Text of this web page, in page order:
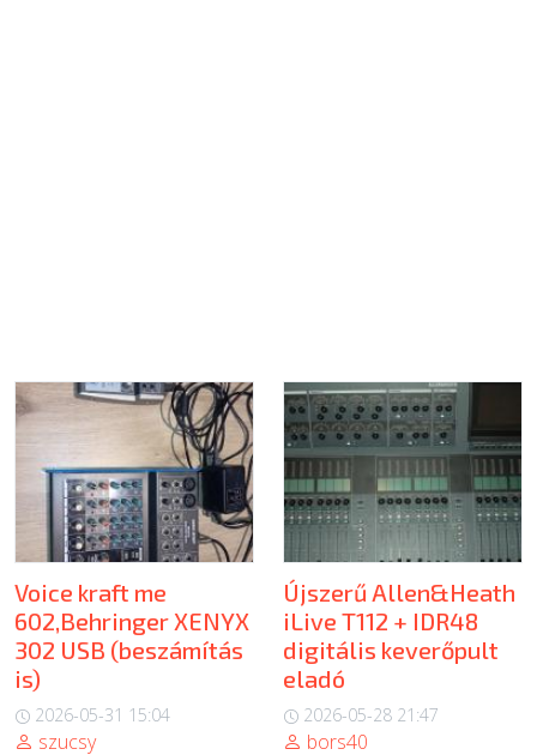
Voice kraft me
602,Behringer XENYX
302 USB (beszámítás
is)
2026-05-31 15:04
szucsy
Újszerű Allen&Heath
iLive T112 + IDR48
digitális keverőpult
eladó
2026-05-28 21:47
bors40